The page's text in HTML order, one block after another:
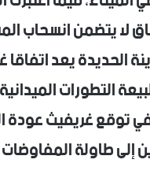
لا يتضمن انسحاب
الحديدة يعد
التطورات
توقع غريفيث عودة
إلى طاولة